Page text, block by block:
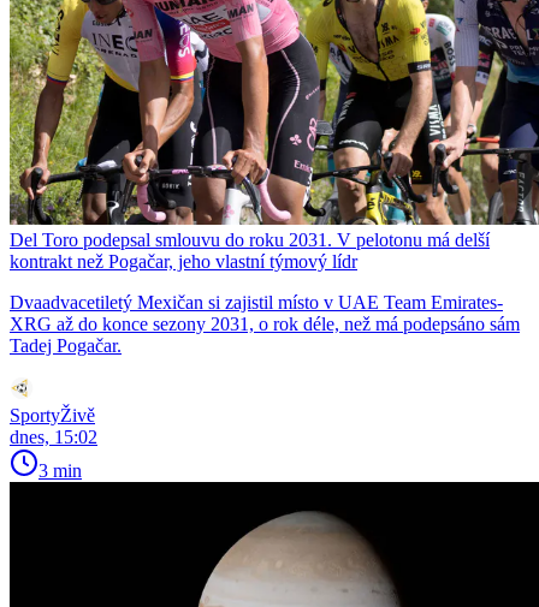
Del Toro podepsal smlouvu do roku 2031. V pelotonu má delší
kontrakt než Pogačar, jeho vlastní týmový lídr
Dvaadvacetiletý Mexičan si zajistil místo v UAE Team Emirates-
XRG až do konce sezony 2031, o rok déle, než má podepsáno sám
Tadej Pogačar.
SportyŽivě
dnes, 15:02
3 min